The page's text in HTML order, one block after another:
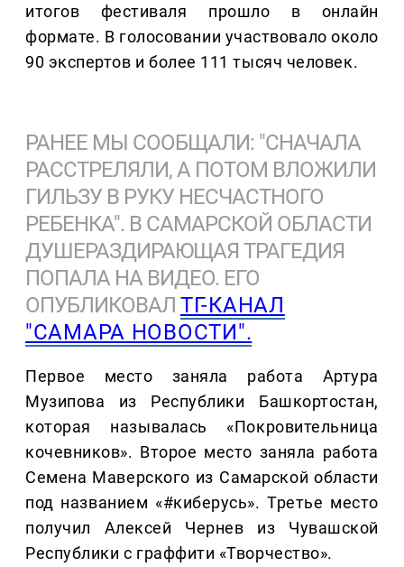
итогов фестиваля прошло в онлайн
формате. В голосовании участвовало около
90 экспертов и более 111 тысяч человек.
РАНЕЕ МЫ СООБЩАЛИ: "СНАЧАЛА
РАССТРЕЛЯЛИ, А ПОТОМ ВЛОЖИЛИ
ГИЛЬЗУ В РУКУ НЕСЧАСТНОГО
РЕБЕНКА". В САМАРСКОЙ ОБЛАСТИ
ДУШЕРАЗДИРАЮЩАЯ ТРАГЕДИЯ
ПОПАЛА НА ВИДЕО. ЕГО
ОПУБЛИКОВАЛ ТГ-КАНАЛ
"САМАРА НОВОСТИ".
Первое место заняла работа Артура
Музипова из Республики Башкортостан,
которая называлась «Покровительница
кочевников». Второе место заняла работа
Семена Маверского из Самарской области
под названием «#киберусь». Третье место
получил Алексей Чернев из Чувашской
Республики с граффити «Творчество».